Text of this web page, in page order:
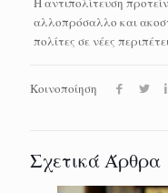
αλλοπρόσαλλο και
πολίτες σε νέες
Κοινοποίηση
Σχετικά Άρθρα